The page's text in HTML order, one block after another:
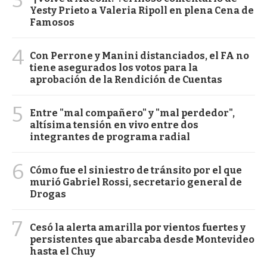
Yesty Prieto a Valeria Ripoll en plena Cena de
Famosos
4 Con Perrone y Manini distanciados, el FA no
tiene asegurados los votos para la
aprobación de la Rendición de Cuentas
5
Entre "mal compañero" y "mal perdedor",
altísima tensión en vivo entre dos
integrantes de programa radial
6
Cómo fue el siniestro de tránsito por el que
murió Gabriel Rossi, secretario general de
Drogas
7
Cesó la alerta amarilla por vientos fuertes y
persistentes que abarcaba desde Montevideo
hasta el Chuy